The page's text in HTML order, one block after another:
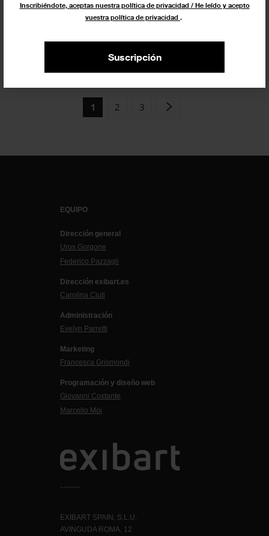
Inscribiéndote, aceptas nuestra política de privacidad / He leído y acepto
vuestra política de privacidad .
Suscripción
Retrospectiva de Tarsila do Amaral
27 FEBRERO 2025
1 2 3
EQUIPO
Dirección general
Uros Gorgone
Federico Pazzagli
Dirección exibart.es
Carolina Ciuti
Administración
Evelyn Parretti
Marketing
Francesca Grismondi
Programación y diseño web
Giovanni Costante
Marcello Moi
EXIBART SPAIN, S.L.U.
AVINGUDA ROMA, 12